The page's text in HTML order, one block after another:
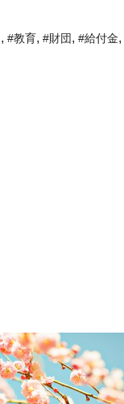
, #教育, #財団, #給付金,